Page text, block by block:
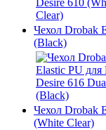
Чехол Drobak
(Black)
Чехол Drobak
(White Clear)